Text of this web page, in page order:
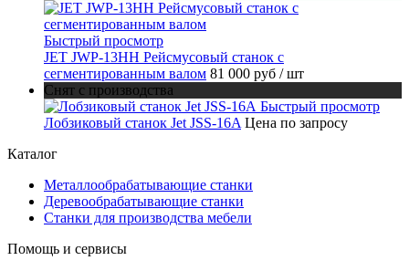
Быстрый просмотр
JET JWP-13HH Рейсмусовый станок с
сегментированным валом 81 000 руб / шт
Снят с производства
Быстрый просмотр
Лобзиковый станок Jet JSS-16A Цена по запросу
Каталог
Металлообрабатывающие станки
Деревообрабатывающие станки
Станки для производства мебели
Помощь и сервисы